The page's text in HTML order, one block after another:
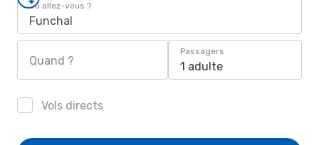
Où allez-vous ?
Funchal
Quand ?
Passagers
1 adulte
Vols directs